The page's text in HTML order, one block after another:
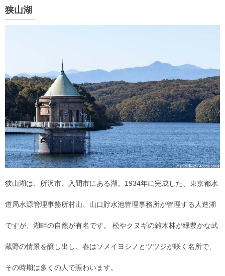
狭山湖
狭山湖は、所沢市、入間市にある湖。1934年に完成した、東京都水
道局水源管理事務所村山、山口貯水池管理事務所が管理する人造湖
ですが、湖畔の自然が有名です。 松やクヌギの雑木林が緑豊かな武
蔵野の情景を醸し出し、春はソメイヨシノとツツジが咲く名所で、
その時期は多くの人で賑わいます。